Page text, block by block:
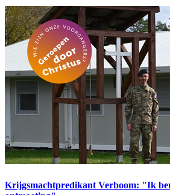
Krijgsmachtpredikant Verboom: "Ik